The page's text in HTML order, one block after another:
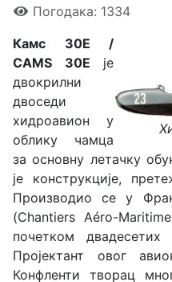
Погодака: 1334
Камс 30Е /
CAMS 30E је
двокрилни
двоседи
хидроавион у
облику чамца
за основну летачку
je конструкције,
Производио се у
(Chantiers Aéro-
почетком двадесетих
Пројектант овог
Конфленти творац